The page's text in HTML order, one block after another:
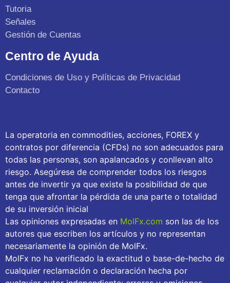
Tutoria
Señales
Gestión de Cuentas
Centro de Ayuda
Condiciones de Uso y Políticas de Privacidad
Contacto
La operatoria en commodities, acciones, FOREX y
contratos por diferencia (CFDs) no son adecuados para
todas las personas, son apalancados y conllevan alto
riesgo. Asegúrese de comprender todos los riesgos
antes de invertir ya que existe la posibilidad de que
tenga que afrontar la pérdida de una parte o totalidad
de su inversión inicial
Las opiniones expresadas en MolFx.com son las de los
autores que escriben los artículos y no representan
necesariamente la opinión de MolFx.
MolFx no ha verificado la exactitud o base-de-hecho de
cualquier reclamación o declaración hecha por